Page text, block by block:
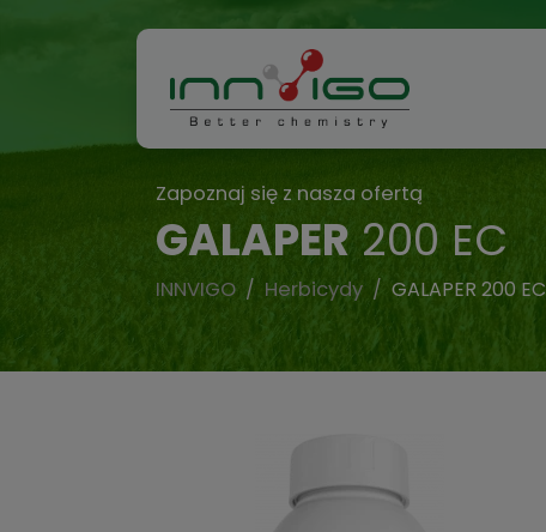
Zapoznaj się z nasza ofertą
GALAPER 200 EC
INNVIGO Herbicydy GALAPER 200 EC